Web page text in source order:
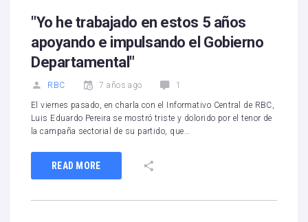
"Yo he trabajado en estos 5 años
apoyando e impulsando el Gobierno
Departamental"
RBC 7 años ago 1
El viernes pasado, en charla con el Informativo Central de RBC,
Luis Eduardo Pereira se mostró triste y dolorido por el tenor de
la campaña sectorial de su partido, que…
READ MORE